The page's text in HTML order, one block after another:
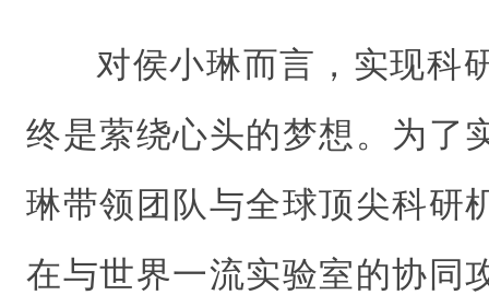
对侯小琳而言，实现科
终是萦绕心头的梦想。为了
琳带领团队与全球顶尖科研
在与世界一流实验室的协同